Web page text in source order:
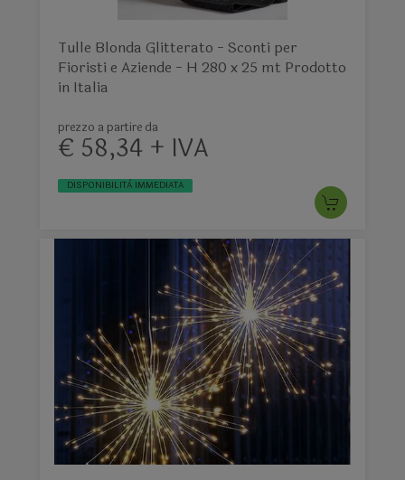
Tulle Blonda Glitterato - Sconti per
Fioristi e Aziende - H 280 x 25 mt Prodotto
in Italia
prezzo a partire da
€ 58,34 + IVA
DISPONIBILITÀ IMMEDIATA